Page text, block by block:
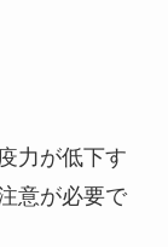
力が低下す
意が必要で